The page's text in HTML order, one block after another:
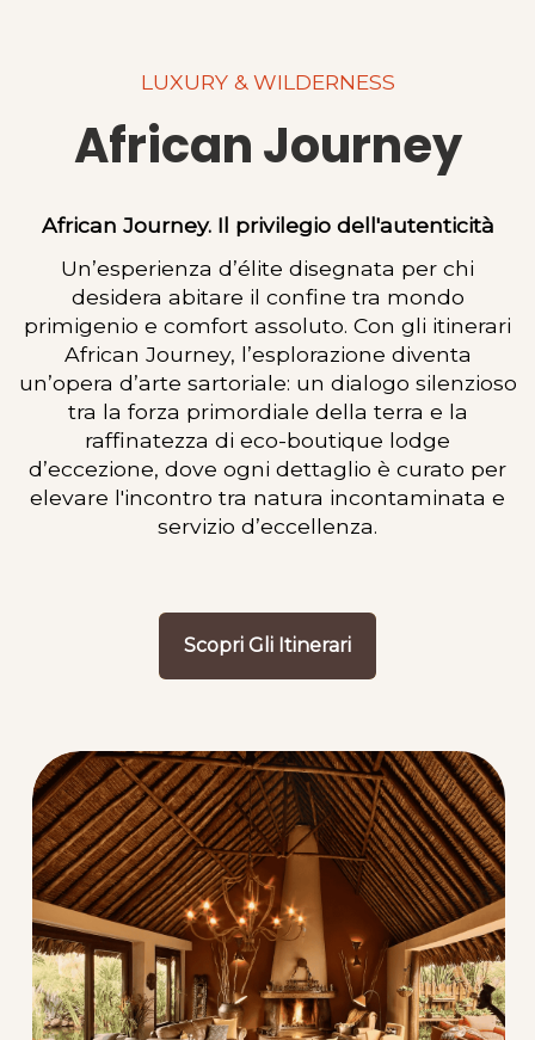
LUXURY & WILDERNESS
African Journey
African Journey. Il privilegio dell'autenticità
Un’esperienza d’élite disegnata per chi
desidera abitare il confine tra mondo
primigenio e comfort assoluto. Con gli itinerari
African Journey, l’esplorazione diventa
un’opera d’arte sartoriale: un dialogo silenzioso
tra la forza primordiale della terra e la
raffinatezza di eco-boutique lodge
d’eccezione, dove ogni dettaglio è curato per
elevare l'incontro tra natura incontaminata e
servizio d’eccellenza.
Scopri Gli Itinerari